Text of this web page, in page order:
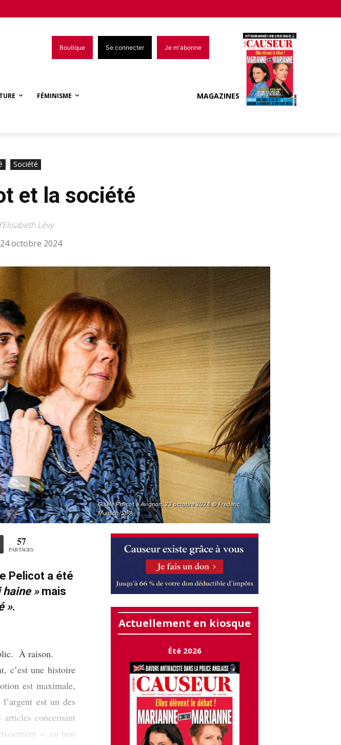
Boutique Se connecter Je m'abonne
FÉMINISME MAGAZINES
Société
et la société
Lévy
24 octobre 2024
Gisèle Pelicot à Avignon, 23 octobre 2024 © Frederic
Munsch/SIPA
57
PARTAGES
Pelicot a été
haine »mais
».
À raison.
c’est une histoire
est maximale,
est un des
concernant
», en bon
Actuellement en kiosque
Été 2026